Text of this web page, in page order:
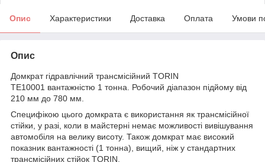
Опис Характеристики Доставка Оплата Умови
Опис
Домкрат гідравлічний трансмісійний TORIN
TE10001 вантажністю 1 тонна. Робочий діапазон підйому від
210 мм до 780 мм.
Специфікою цього домкрата є використання як трансмісійної
стійки, у разі, коли в майстерні немає можливості вивішування
автомобіля на велику висоту. Також домкрат має високий
показник вантажності (1 тонна), вищий, ніж у стандартних
трансмісійних стійок TORIN.